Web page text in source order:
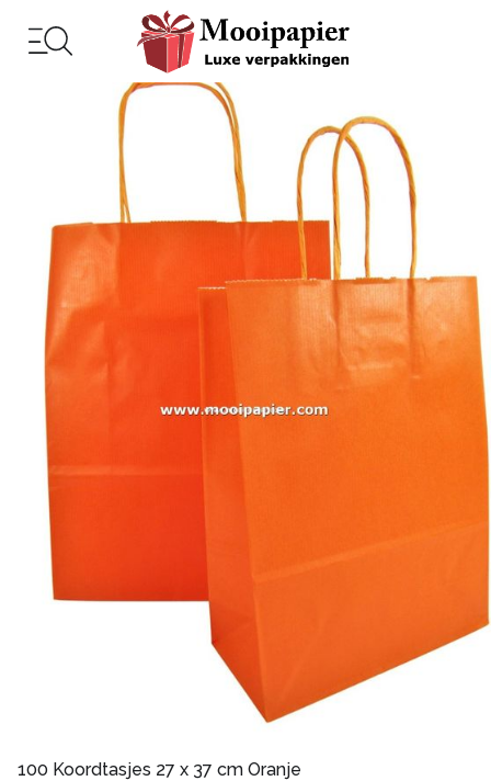
100 Koordtasjes 27 x 37 cm Oranje